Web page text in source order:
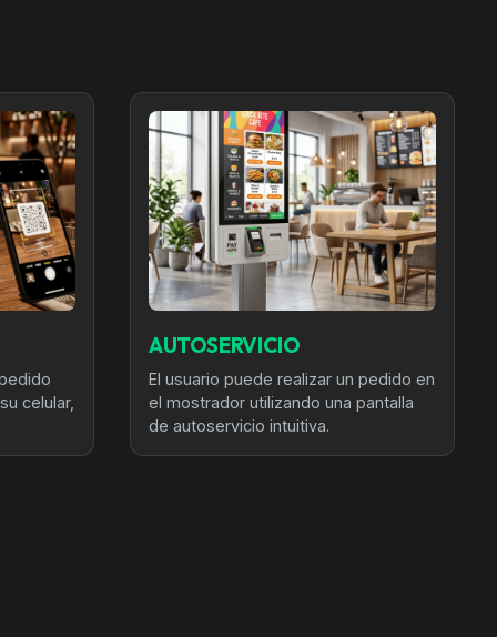
celular,
AUTOSERVICIO
El usuario puede realizar un pedido en
el mostrador utilizando una pantalla
de autoservicio intuitiva.